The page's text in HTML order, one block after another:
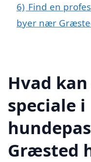
6) Find en
byer nær
Hvad
speciale i
Græsted